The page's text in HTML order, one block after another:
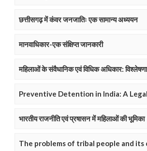
छत्तीसगढ़ में कंवर जनजातिः एक सामान्य अध्ययन
मानवाधिकार-एक संक्षिप्त जानकारी
महिलाओं के संवैधानिक एवं विधिक अधिकार:
Preventive Detention in India: A
भारतीय राजनीति एवं प्रषासन में महिलाओं की भूमिका
The problems of tribal people and its